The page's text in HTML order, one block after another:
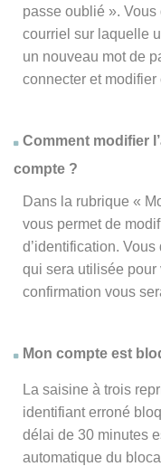
passe oublié ».
courriel sur laquelle
un nouveau mot de
connecter et
Comment modifier
compte ?
Dans la rubrique «
vous permet de
d’identification.
qui sera utilisée pour
confirmation vous
Mon compte est
La saisine à trois
identifiant erroné
délai de 30 minutes
automatique du